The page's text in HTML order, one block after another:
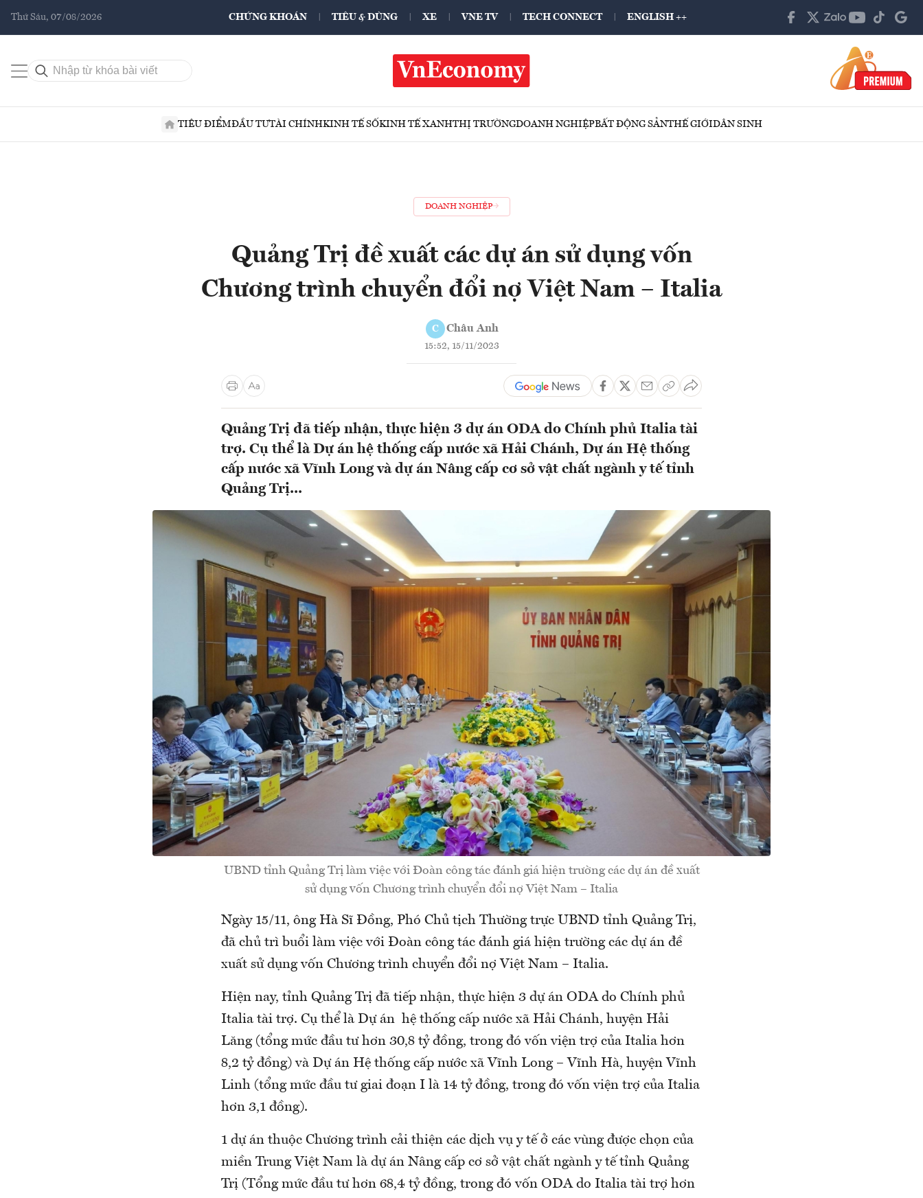
Thứ Sáu, 07/08/2026 CHỨNG KHOÁN TIÊU & DÙNG XE VNE TV TECH CONNECT ENGLISH ++
TIÊU ĐIỂMĐẦU TƯTÀI CHÍNHKINH TẾ SỐKINH TẾ XANHTHỊ TRƯỜNGDOANH NGHIỆPBẤT ĐỘNG SẢNTHẾ GIỚIDÂN SINH
DOANH NGHIỆP
Quảng Trị đề xuất các dự án sử dụng vốn
Chương trình chuyển đổi nợ Việt Nam – Italia
C Châu Anh
15:52, 15/11/2023
Quảng Trị đã tiếp nhận, thực hiện 3 dự án ODA do Chính phủ Italia tài
trợ. Cụ thể là Dự án hệ thống cấp nước xã Hải Chánh, Dự án Hệ thống
cấp nước xã Vĩnh Long và dự án Nâng cấp cơ sở vật chất ngành y tế tỉnh
Quảng Trị...
UBND tỉnh Quảng Trị làm việc với Đoàn công tác đánh giá hiện trường các dự án đề xuất
sử dụng vốn Chương trình chuyển đổi nợ Việt Nam – Italia
Ngày 15/11, ông Hà Sĩ Đồng, Phó Chủ tịch Thường trực UBND tỉnh Quảng Trị,
đã chủ trì buổi làm việc với Đoàn công tác đánh giá hiện trường các dự án đề
xuất sử dụng vốn Chương trình chuyển đổi nợ Việt Nam – Italia.
Hiện nay, tỉnh Quảng Trị đã tiếp nhận, thực hiện 3 dự án ODA do Chính phủ
Italia tài trợ. Cụ thể là Dự án hệ thống cấp nước xã Hải Chánh, huyện Hải
Lăng (tổng mức đầu tư hơn 30,8 tỷ đồng, trong đó vốn viện trợ của Italia hơn
8,2 tỷ đồng) và Dự án Hệ thống cấp nước xã Vĩnh Long – Vĩnh Hà, huyện Vĩnh
Linh (tổng mức đầu tư giai đoạn I là 14 tỷ đồng, trong đó vốn viện trợ của Italia
hơn 3,1 đồng).
1 dự án thuộc Chương trình cải thiện các dịch vụ y tế ở các vùng được chọn của
miền Trung Việt Nam là dự án Nâng cấp cơ sở vật chất ngành y tế tỉnh Quảng
Trị (Tổng mức đầu tư hơn 68,4 tỷ đồng, trong đó vốn ODA do Italia tài trợ hơn